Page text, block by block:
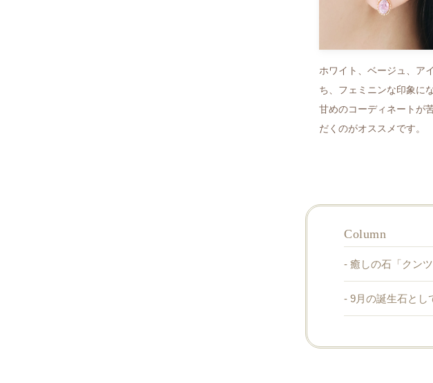
ホワイト、ベージュ、ア
ち、フェミニンな印象に
甘めのコーディネートが
だくのがオススメです。
Column
- 癒しの石「クン
ピンクや紫がかっ
- 9月の誕生石とし